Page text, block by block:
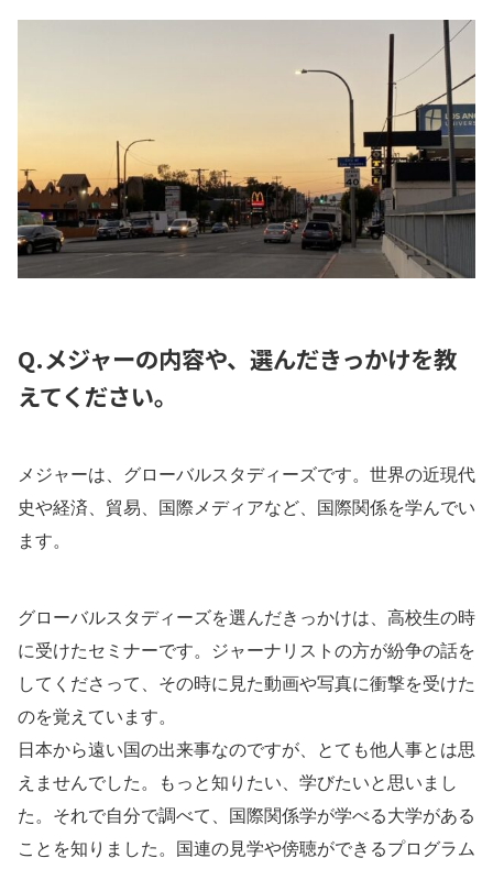
Q.メジャーの内容や、選んだきっかけを教
えてください。
メジャーは、グローバルスタディーズです。世界の近現代
史や経済、貿易、国際メディアなど、国際関係を学んでい
ます。
グローバルスタディーズを選んだきっかけは、高校生の時
に受けたセミナーです。ジャーナリストの方が紛争の話を
してくださって、その時に見た動画や写真に衝撃を受けた
のを覚えています。
日本から遠い国の出来事なのですが、とても他人事とは思
えませんでした。もっと知りたい、学びたいと思いまし
た。それで自分で調べて、国際関係学が学べる大学がある
ことを知りました。国連の見学や傍聴ができるプログラム